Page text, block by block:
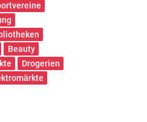
Beauty
Drogerien